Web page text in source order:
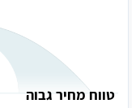
טווח מחיר גבוה